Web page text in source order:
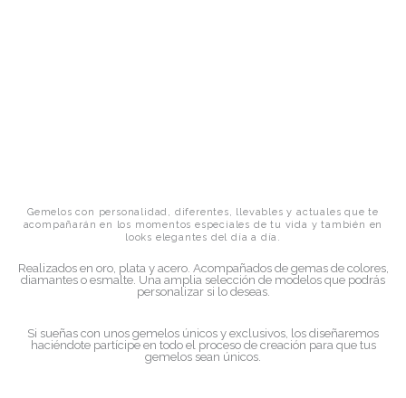
Gemelos con personalidad, diferentes, llevables y actuales que te
acompañarán en los momentos especiales de tu vida y también en
looks elegantes del día a día.
Realizados en oro, plata y acero. Acompañados de gemas de colores,
diamantes o esmalte. Una amplia selección de modelos que podrás
personalizar si lo deseas.
Si sueñas con unos gemelos únicos y exclusivos, los diseñaremos
haciéndote partícipe en todo el proceso de creación para que tus
gemelos sean únicos.